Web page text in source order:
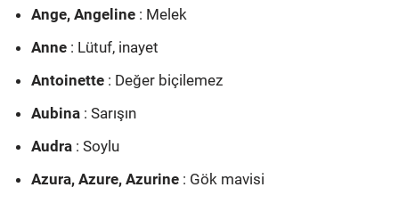
Ange, Angeline : Melek
Anne : Lütuf, inayet
Antoinette : Değer biçilemez
Aubina : Sarışın
Audra : Soylu
Azura, Azure, Azurine : Gök mavisi